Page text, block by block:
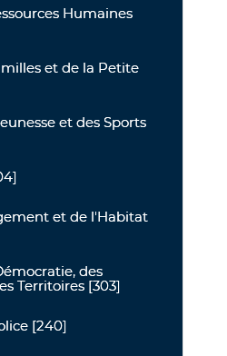
HumainesHumaines
de la Petite Enfance
et de la Petite
et des Sportset des Sports
de l'Habitatet de l'Habitat
des Citoyen·ne·s et des Territoires
des
Territoires [303]
[240]